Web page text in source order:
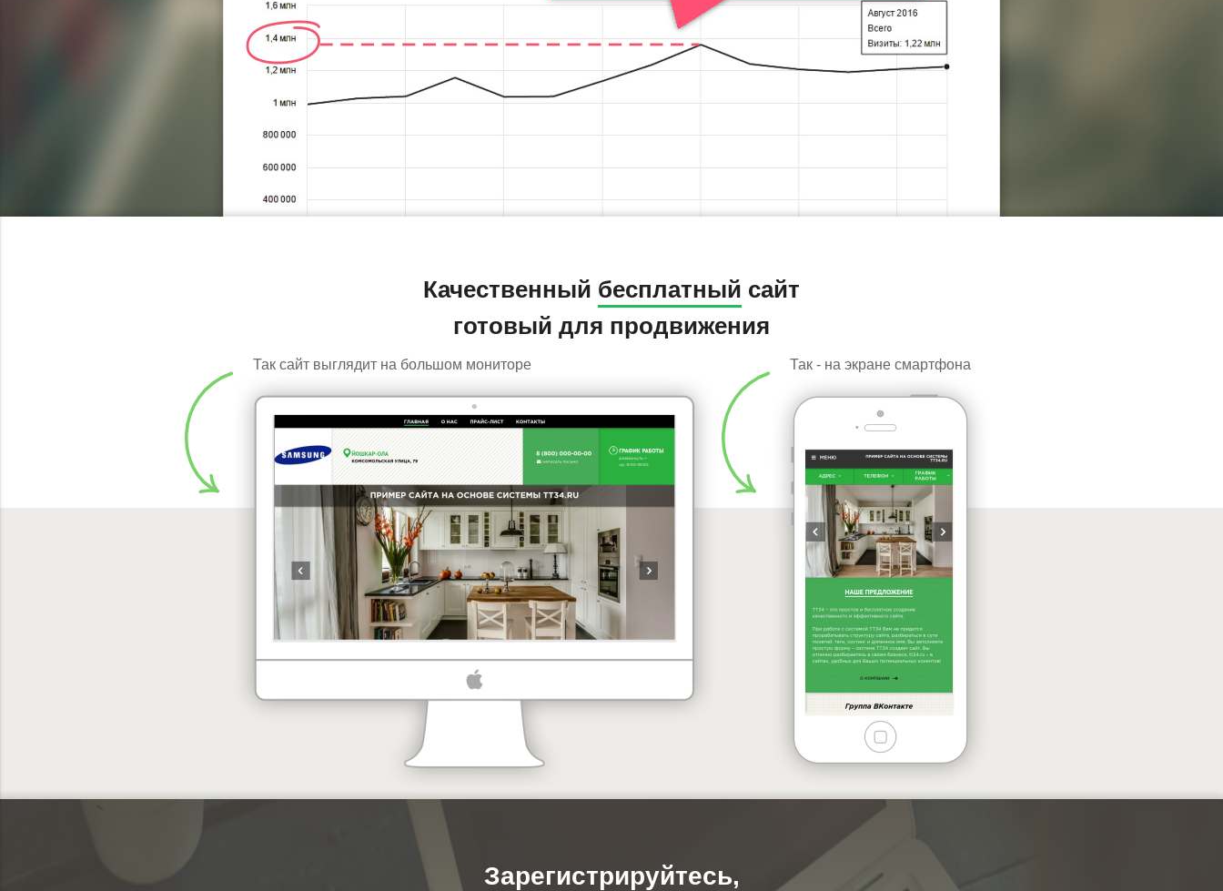
Качественный бесплатный сайт
готовый для продвижения
Так сайт выглядит на большом мониторе Так - на экране смартфона
Зарегистрируйтесь,